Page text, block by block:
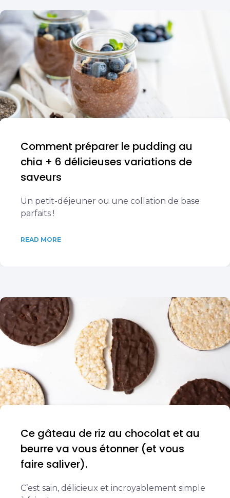
Comment préparer le pudding au
chia + 6 délicieuses variations de
saveurs
Un petit-déjeuner ou une collation de base
parfaits !
READ MORE
Ce gâteau de riz au chocolat et au
beurre va vous étonner (et vous
faire saliver).
C’est sain, délicieux et incroyablement simple